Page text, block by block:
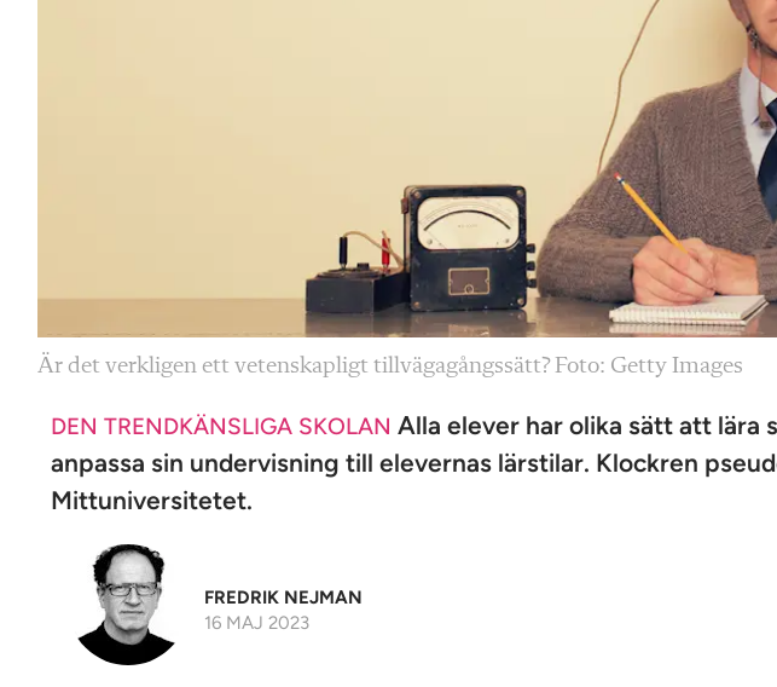
Är det verkligen ett vetenskapligt tillvägagångssätt? Foto: Getty Images
DEN TRENDKÄNSLIGA SKOLAN Alla elever har olika sätt att lära
anpassa sin ­undervisning till elevernas lärstilar. Klockren
Mittuniversitetet.
FREDRIK NEJMAN
16 MAJ 2023